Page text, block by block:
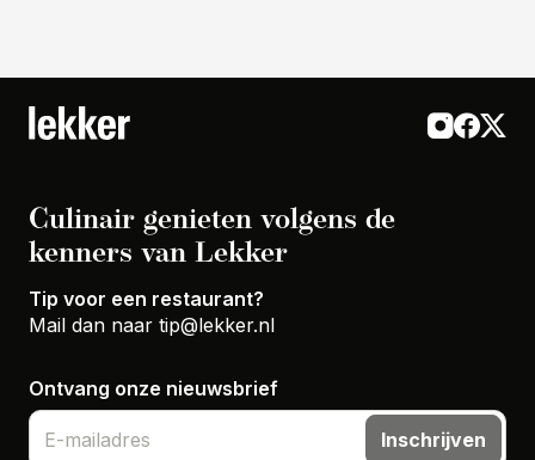
Culinair genieten volgens de
kenners van Lekker
Tip voor een restaurant?
Mail dan naar tip@lekker.nl
Ontvang onze nieuwsbrief
Inschrijven